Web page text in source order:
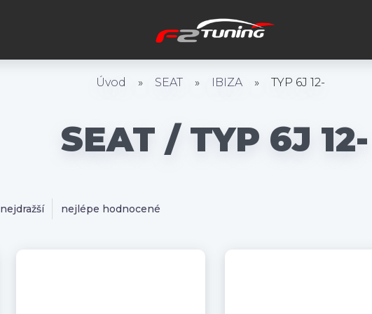
Úvod » SEAT » IBIZA » TYP 6J 12-
SEAT / TYP 6J 12-
nejdražší nejlépe hodnocené